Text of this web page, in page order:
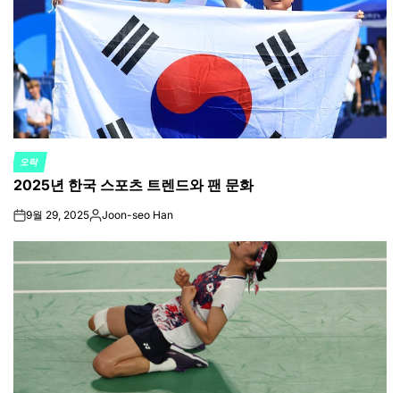
POSTED
IN
오락
2025년 한국 스포츠 트렌드와 팬 문화
on9월 29, 2025Posted
Joon-seo Han